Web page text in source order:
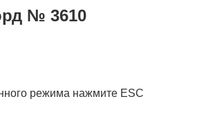
№ 3610
режима нажмите ESC